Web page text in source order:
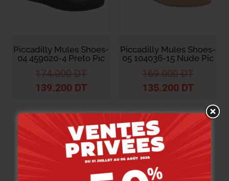
Piccadilly Mules Shoes-
04 459020-4 Preto Pic
174.000 DT
139.200 DT
Piccadilly Mules Shoes-
05 104036-15 Nude Pic
169.000 DT
135.200 DT
-20%